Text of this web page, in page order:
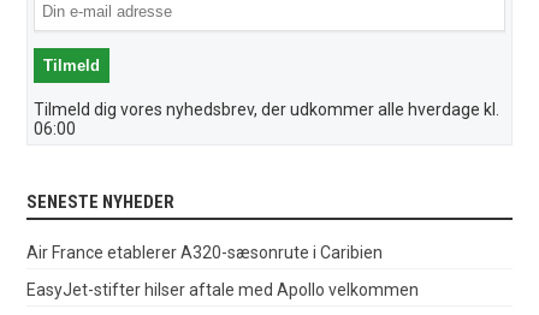
Tilmeld dig vores nyhedsbrev, der udkommer alle hverdage kl.
06:00
SENESTE NYHEDER
Air France etablerer A320-sæsonrute i Caribien
EasyJet-stifter hilser aftale med Apollo velkommen